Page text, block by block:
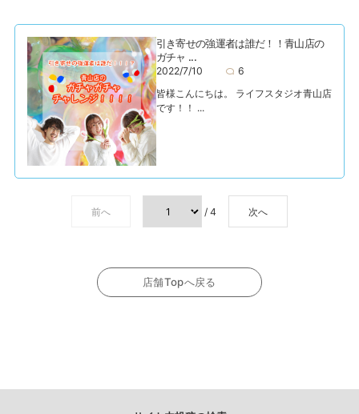
引き寄せの強運者は誰だ！！青山店の
ガチャ ...
2022/7/10
6
皆様こんにちは。 ライフスタジオ青山店
です！！ ...
前へ / 4 次へ
店舗Topへ戻る